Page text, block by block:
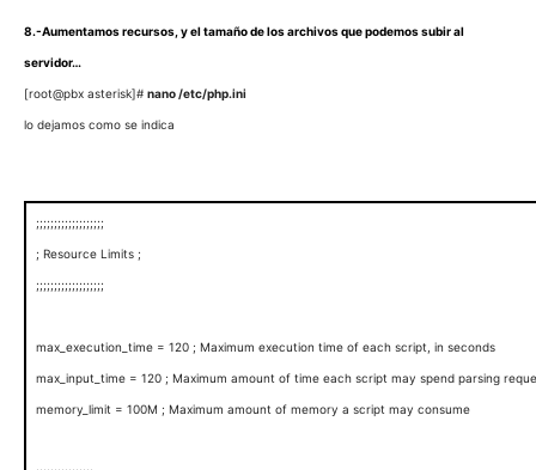
8.-Aumentamos recursos, y el tamaño de los archivos que podemos subir al
servidor…
[root@pbx asterisk]# nano /etc/php.ini
lo dejamos como se indica
;;;;;;;;;;;;;;;;;;;
; Resource Limits ;
;;;;;;;;;;;;;;;;;;;
max_execution_time = 120 ; Maximum execution time of each script, in seconds
max_input_time = 120 ; Maximum amount of time each script may spend parsing
memory_limit = 100M ; Maximum amount of memory a script may consume